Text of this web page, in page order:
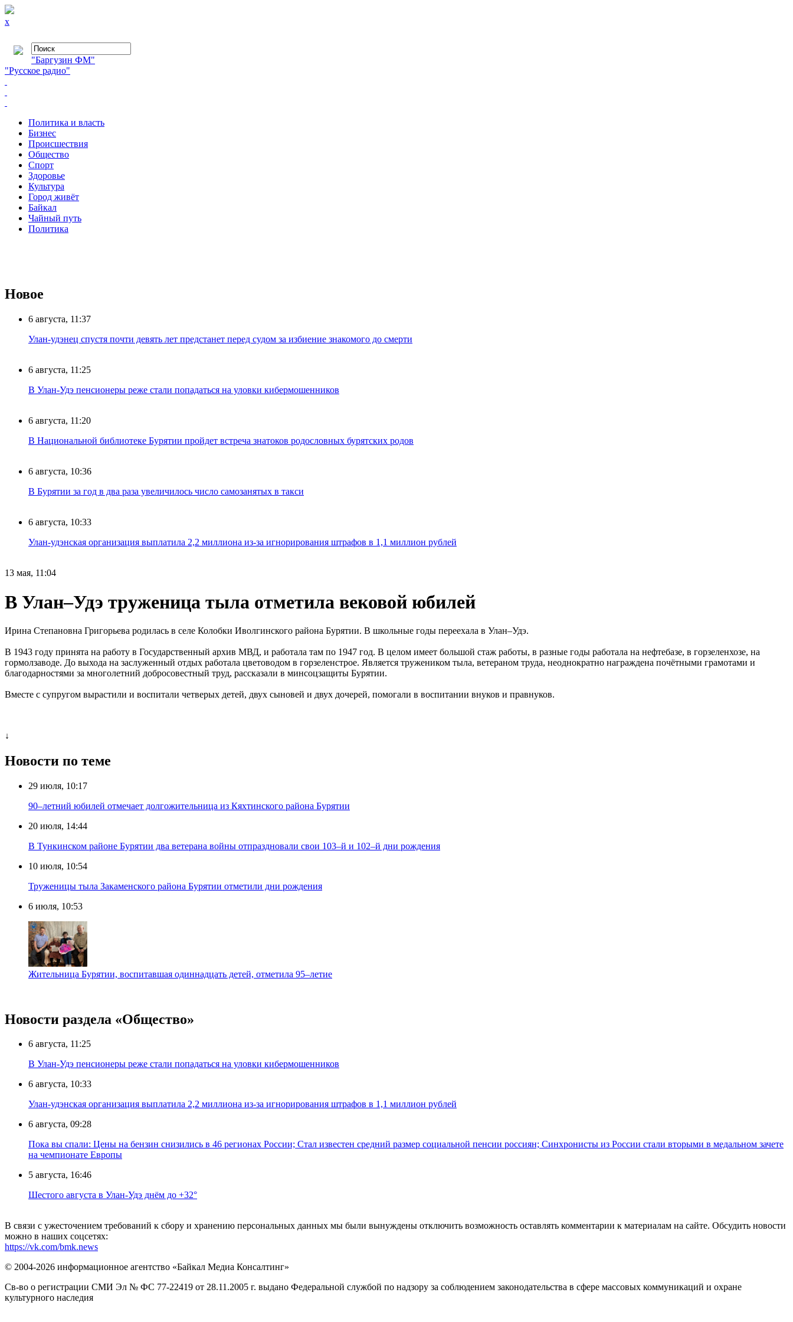
x
"Баргузин ФМ"
"Русское радио"
Политика и власть
Бизнес
Происшествия
Общество
Cпорт
Здоровье
Культура
Город живёт
Байкал
Чайный путь
Политика
Новое
6 августа, 11:37
Улан-удэнец спустя почти девять лет предстанет перед судом за избиение знакомого до смерти
6 августа, 11:25
В Улан-Удэ пенсионеры реже стали попадаться на уловки кибермошенников
6 августа, 11:20
В Национальной библиотеке Бурятии пройдет встреча знатоков родословных бурятских родов
6 августа, 10:36
В Бурятии за год в два раза увеличилось число самозанятых в такси
6 августа, 10:33
Улан-удэнская организация выплатила 2,2 миллиона из-за игнорирования штрафов в 1,1 миллион рублей
13 мая, 11:04
В Улан–Удэ труженица тыла отметила вековой юбилей
Ирина Степановна Григорьева родилась в селе Колобки Иволгинского района Бурятии. В школьные годы переехала в Улан–Удэ.
В 1943 году принята на работу в Государственный архив МВД, и работала там по 1947 год. В целом имеет большой стаж работы, в разные годы работала на нефтебазе, в горзеленхозе, на
гормолзаводе. До выхода на заслуженный отдых работала цветоводом в горзеленстрое. Является тружеником тыла, ветераном труда, неоднократно награждена почётными грамотами и
благодарностями за многолетний добросовестный труд, рассказали в минсоцзащиты Бурятии.
Вместе с супругом вырастили и воспитали четверых детей, двух сыновей и двух дочерей, помогали в воспитании внуков и правнуков.
↓
Новости по теме
29 июля, 10:17
90–летний юбилей отмечает долгожительница из Кяхтинского района Бурятии
20 июля, 14:44
В Тункинском районе Бурятии два ветерана войны отпраздновали свои 103–й и 102–й дни рождения
10 июля, 10:54
Труженицы тыла Закаменского района Бурятии отметили дни рождения
6 июля, 10:53
Жительница Бурятии, воспитавшая одиннадцать детей, отметила 95–летие
Новости раздела «Общество»
6 августа, 11:25
В Улан-Удэ пенсионеры реже стали попадаться на уловки кибермошенников
6 августа, 10:33
Улан-удэнская организация выплатила 2,2 миллиона из-за игнорирования штрафов в 1,1 миллион рублей
6 августа, 09:28
Пока вы спали: Цены на бензин снизились в 46 регионах России; Стал известен средний размер социальной пенсии россиян; Синхронисты из России стали вторыми в медальном зачете
на чемпионате Европы
5 августа, 16:46
Шестого августа в Улан-Удэ днём до +32°
В связи с ужесточением требований к сбору и хранению персональных данных мы были вынуждены отключить возможность оставлять комментарии к материалам на сайте. Обсудить новости
можно в наших соцсетях:
https://vk.com/bmk.news
© 2004-2026 информационное агентство «Байкал Медиа Консалтинг»
Св-во о регистрации СМИ Эл № ФС 77-22419 от 28.11.2005 г. выдано Федеральной службой по надзору за соблюдением законодательства в сфере массовых коммуникаций и охране
культурного наследия